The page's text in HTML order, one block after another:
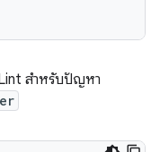
สำหรับปัญหา